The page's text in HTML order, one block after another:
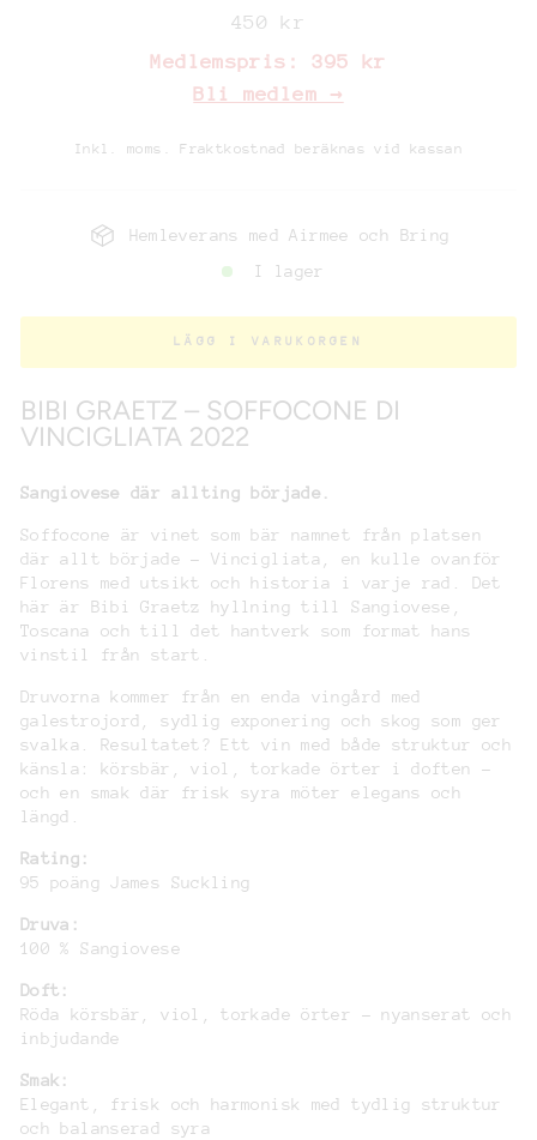
Ordinariepris
450 kr
Medlemspris:
395 kr
Bli medlem →
Inkl. moms. Fraktkostnad beräknas vid kassan
Hemleverans med Airmee och Bring
I lager
LÄGG I VARUKORGEN
BIBI GRAETZ – SOFFOCONE DI
VINCIGLIATA 2022
Sangiovese där allting började.
Soffocone är vinet som bär namnet från platsen
där allt började – Vincigliata, en kulle ovanför
Florens med utsikt och historia i varje rad. Det
här är Bibi Graetz hyllning till Sangiovese,
Toscana och till det hantverk som format hans
vinstil från start.
Druvorna kommer från en enda vingård med
galestrojord, sydlig exponering och skog som ger
svalka. Resultatet? Ett vin med både struktur och
känsla: körsbär, viol, torkade örter i doften –
och en smak där frisk syra möter elegans och
längd.
Rating:
95 poäng James Suckling
Druva:
100 % Sangiovese
Doft:
Röda körsbär, viol, torkade örter – nyanserat och
inbjudande
Smak:
Elegant, frisk och harmonisk med tydlig struktur
och balanserad syra